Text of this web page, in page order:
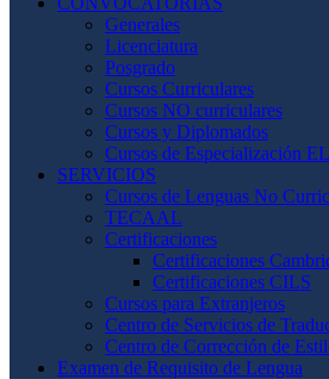
Generales
Licenciatura
Posgrado
Cursos Curriculares
Cursos NO curriculares
Cursos y Diplomados
Cursos de Especialización
SERVICIOS
Cursos de Lenguas No
TECAAL
Certificaciones
Certificaciones
Certificaciones CILS
Cursos para Extranjeros
Centro de Servicios de
Centro de Corrección de
Examen de Requisito de Lengua